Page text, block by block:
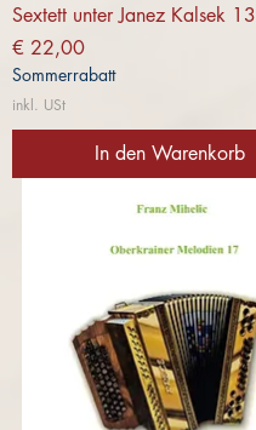
Sextett unter Janez Kalsek 13
Preis
€ 22,00
Sommerrabatt
inkl. USt
In den Warenkorb